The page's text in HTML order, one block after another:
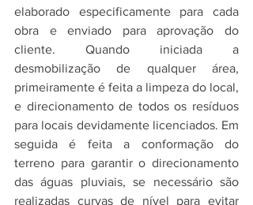
elaborado especificamente para cada
obra e enviado para aprovação do
cliente. Quando iniciada a
desmobilização de qualquer área,
primeiramente é feita a limpeza do local,
e direcionamento de todos os resíduos
para locais devidamente licenciados. Em
seguida é feita a conformação do
terreno para garantir o direcionamento
das águas pluviais, se necessário são
realizadas curvas de nível para evitar